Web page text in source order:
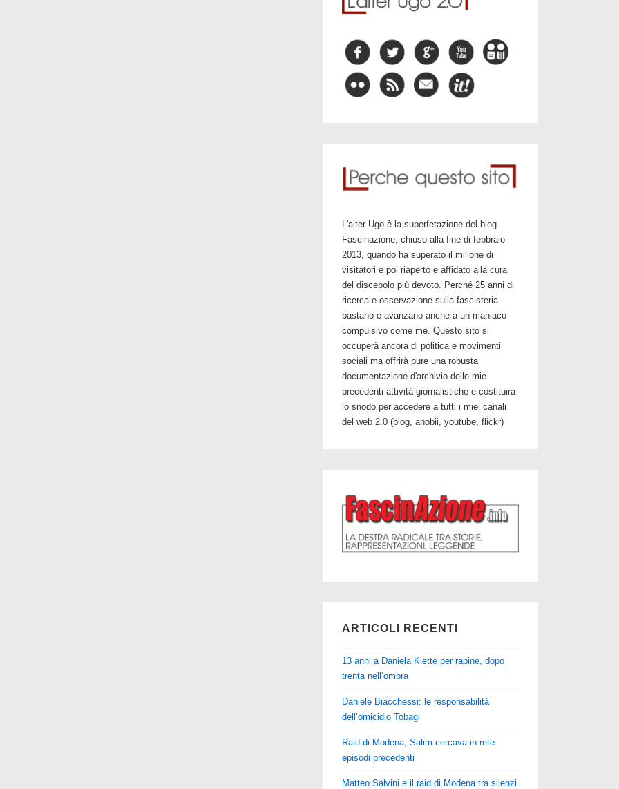
L'alter-Ugo è la superfetazione del blog
Fascinazione, chiuso alla fine di febbraio
2013, quando ha superato il milione di
visitatori e poi riaperto e affidato alla cura
del discepolo più devoto. Perché 25 anni di
ricerca e osservazione sulla fascisteria
bastano e avanzano anche a un maniaco
compulsivo come me. Questo sito si
occuperà ancora di politica e movimenti
sociali ma offrirà pure una robusta
documentazione d'archivio delle mie
precedenti attività giornalistiche e costituirà
lo snodo per accedere a tutti i miei canali
del web 2.0 (blog, anobii, youtube, flickr)
ARTICOLI RECENTI
13 anni a Daniela Klette per rapine, dopo
trenta nell’ombra
Daniele Biacchessi: le responsabilità
dell’omicidio Tobagi
Raid di Modena, Salim cercava in rete
episodi precedenti
Matteo Salvini e il raid di Modena tra silenzi